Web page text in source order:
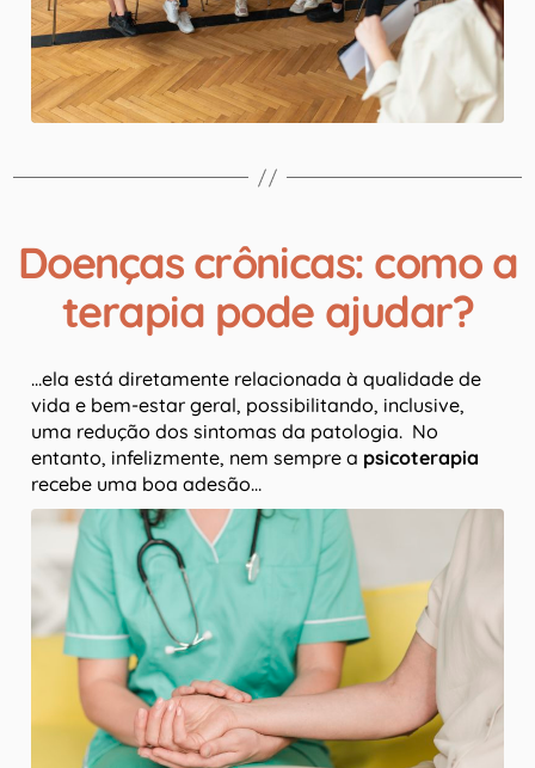
Doenças crônicas: como a
terapia pode ajudar?
…ela está diretamente relacionada à qualidade de
vida e bem-estar geral, possibilitando, inclusive,
uma redução dos sintomas da patologia. No
entanto, infelizmente, nem sempre a psicoterapia
recebe uma boa adesão…